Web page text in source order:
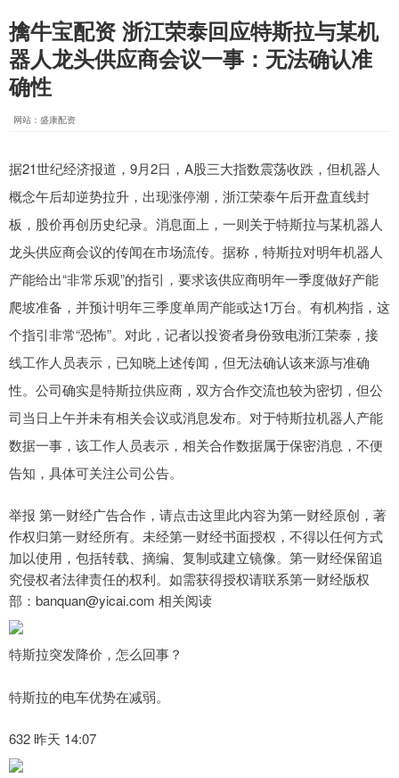
擒牛宝配资 浙江荣泰回应特斯拉与某机
器人龙头供应商会议一事：无法确认准
确性
网站：盛康配资
据21世纪经济报道，9月2日，A股三大指数震荡收跌，但机器人
概念午后却逆势拉升，出现涨停潮，浙江荣泰午后开盘直线封
板，股价再创历史纪录。消息面上，一则关于特斯拉与某机器人
龙头供应商会议的传闻在市场流传。据称，特斯拉对明年机器人
产能给出“非常乐观”的指引，要求该供应商明年一季度做好产能
爬坡准备，并预计明年三季度单周产能或达1万台。有机构指，这
个指引非常“恐怖”。对此，记者以投资者身份致电浙江荣泰，接
线工作人员表示，已知晓上述传闻，但无法确认该来源与准确
性。公司确实是特斯拉供应商，双方合作交流也较为密切，但公
司当日上午并未有相关会议或消息发布。对于特斯拉机器人产能
数据一事，该工作人员表示，相关合作数据属于保密消息，不便
告知，具体可关注公司公告。
举报 第一财经广告合作，请点击这里此内容为第一财经原创，著
作权归第一财经所有。未经第一财经书面授权，不得以任何方式
加以使用，包括转载、摘编、复制或建立镜像。第一财经保留追
究侵权者法律责任的权利。如需获得授权请联系第一财经版权
部：banquan@yicai.com 相关阅读
特斯拉突发降价，怎么回事？
特斯拉的电车优势在减弱。
632 昨天 14:07